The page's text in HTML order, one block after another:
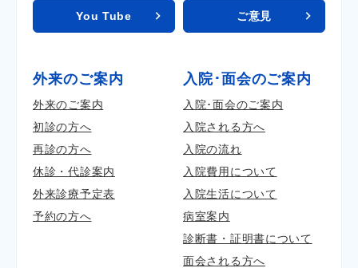
You Tube ご意見
外来のご案内
外来のご案内
初診の方へ
再診の方へ
休診・代診案内
外来診療予定表
予約の方へ
入院･面会のご案内
入院･面会のご案内
入院される方へ
入院の流れ
入院費用について
入院生活について
病室案内
診断書・証明書について
面会される方へ